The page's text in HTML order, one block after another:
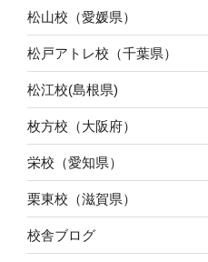
松山校（愛媛県）
松戸アトレ校（千葉県）
松江校(島根県)
枚方校（大阪府）
栄校（愛知県）
栗東校（滋賀県）
校舎ブログ